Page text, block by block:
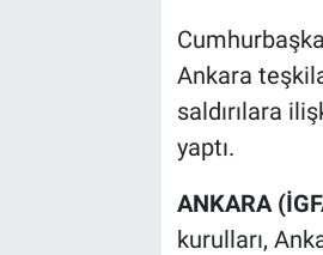
Ankara
saldırılara
yaptı.
ANKARA
kurulları,